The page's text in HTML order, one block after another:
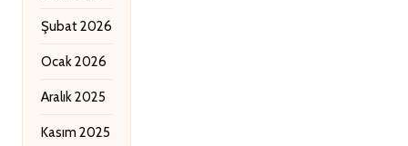
Şubat 2026
Ocak 2026
Aralık 2025
Kasım 2025